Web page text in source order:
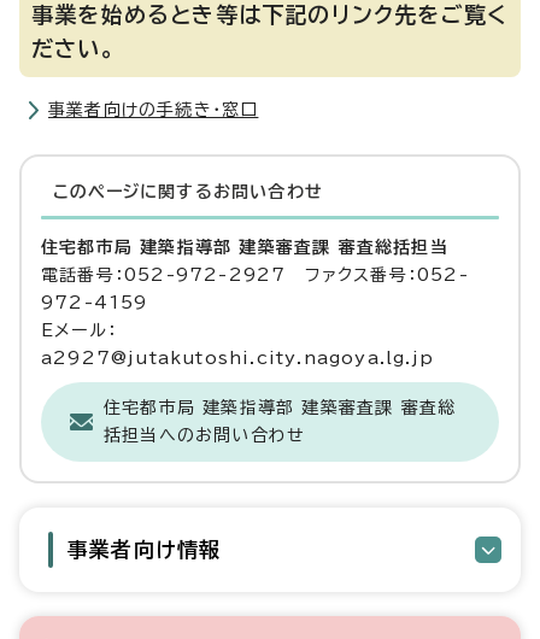
事業を始めるとき等は下記のリンク先をご覧く
ださい。
事業者向けの手続き・窓口
このページに関する お問い合わせ
住宅都市局 建築指導部 建築審査課 審査総括担当
電話番号：052-972-2927 ファクス番号：052-
972-4159
Eメール：
a2927@jutakutoshi.city.nagoya.lg.jp
住宅都市局 建築指導部 建築審査課 審査総
括担当へのお問い合わせ
事業者向け情報